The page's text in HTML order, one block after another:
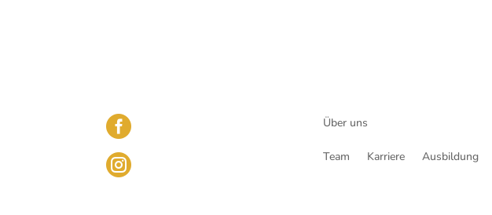


Über uns
Team Karriere Ausbildung